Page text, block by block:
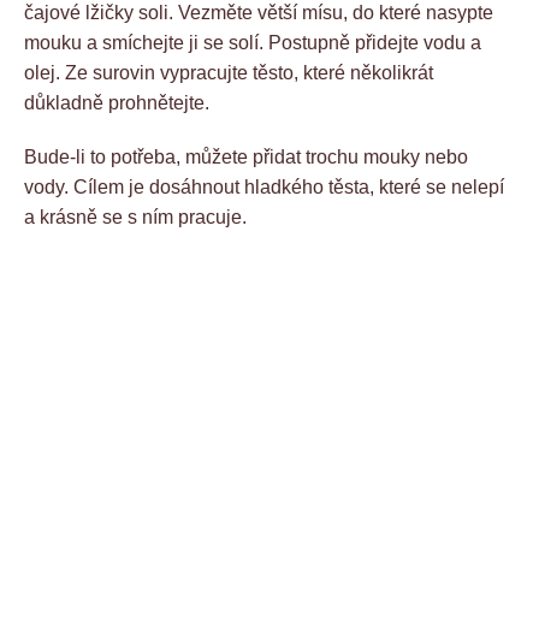
čajové lžičky soli. Vezměte větší mísu, do které nasypte
mouku a smíchejte ji se solí. Postupně přidejte vodu a
olej. Ze surovin vypracujte těsto, které několikrát
důkladně prohnětejte.
Bude-li to potřeba, můžete přidat trochu mouky nebo
vody. Cílem je dosáhnout hladkého těsta, které se nelepí
a krásně se s ním pracuje.